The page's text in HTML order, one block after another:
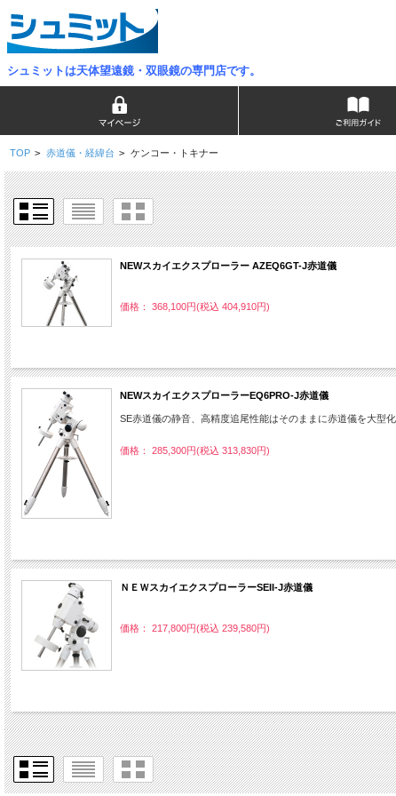
シュミットは天体望遠鏡・双眼鏡の専門店です。
TOP > 赤道儀・経緯台 > ケンコー・トキナー
NEWスカイエクスプローラー AZEQ6GT-J赤道儀
価格： 368,100円(税込 404,910円)
NEWスカイエクスプローラーEQ6PRO-J赤道儀
SE赤道儀の静音、高精度追尾性能はそのままに赤道儀を大型
価格： 285,300円(税込 313,830円)
ＮＥＷスカイエクスプローラーSEII-J赤道儀
価格： 217,800円(税込 239,580円)